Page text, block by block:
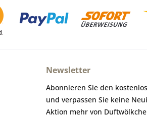
Newsletter
Abonnieren Sie den
und verpassen Sie keine
Aktion mehr von